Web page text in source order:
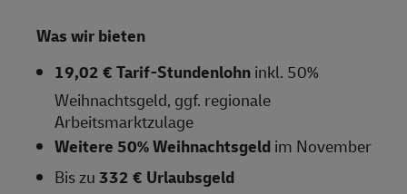
Was wir bieten
19,02 € Tarif-Stundenlohninkl. 50%
Weihnachtsgeld, ggf. regionale
Arbeitsmarktzulage
Weitere 50% Weihnachtsgeldim November
Bis zu332 € Urlaubsgeld